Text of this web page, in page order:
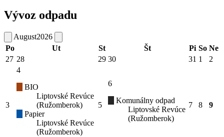
Vývoz odpadu
August2026
Po
Ut St Št Pi So Ne
27 28 29 30 31 1 2
3
4
BIO
Liptovské Revúce
(Ružomberok)
Papier
Liptovské Revúce
(Ružomberok)
5
6
Komunálny odpad
Liptovské Revúce
(Ružomberok)
7 8 9